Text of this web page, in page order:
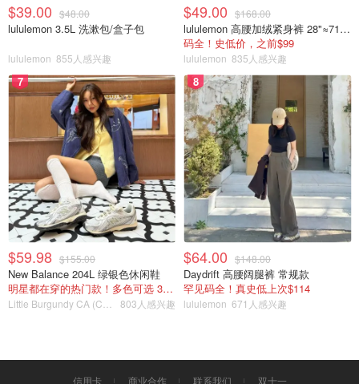
图片来自于Paris 2024，版权属于原作者
位于法国首都正中心的巴黎市政厅和同名广场将在2024年
巴黎奥运会期间承办比赛。这座文艺复兴时期的建筑，将作
为奥运会最具传奇色彩的比赛之一：马拉松的起点。
$39.00 $48.00
lululemon 3.5L 洗漱包/盒子包
lululemon 855人感兴趣
$49.00 $168.00
lululemon 高腰加绒紧身裤 28"≈71cm 5个口袋
码全！史低价，之前$99
lululemon 835人感兴趣
7
$59.98 $155.00
New Balance 204L 绿银色休闲鞋
明星都在穿的热门款！多色可选 3.8折
803人感兴趣
8
$64.00 $148.00
Daydrift 高腰阔腿裤 常规款
罕见码全！真史低上次$114
lululemon 671人感兴趣
信用卡 商业合作 联系我们
双十一